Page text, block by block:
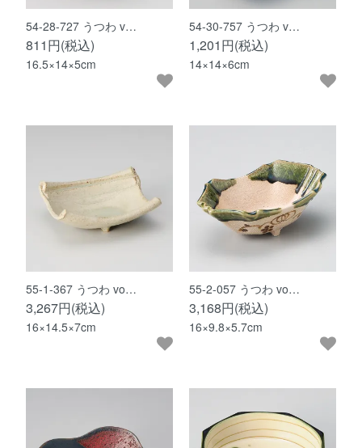
54-28-727 うつわ v…
811円(税込)
16.5×14×5cm
54-30-757 うつわ v…
1,201円(税込)
14×14×6cm
55-1-367 うつわ vo…
3,267円(税込)
16×14.5×7cm
55-2-057 うつわ vo…
3,168円(税込)
16×9.8×5.7cm